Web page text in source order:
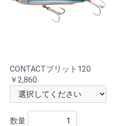
CONTACTブリット120
￥2,860
数量